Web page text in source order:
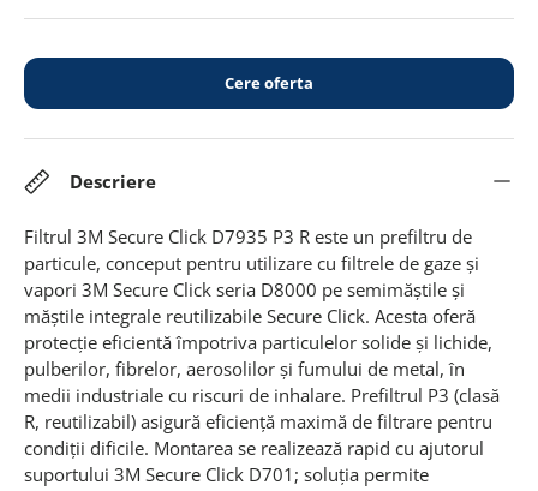
Cere oferta
Descriere
Filtrul 3M Secure Click D7935 P3 R este un prefiltru de
particule, conceput pentru utilizare cu filtrele de gaze și
vapori 3M Secure Click seria D8000 pe semimăștile și
măștile integrale reutilizabile Secure Click. Acesta oferă
protecție eficientă împotriva particulelor solide și lichide,
pulberilor, fibrelor, aerosolilor și fumului de metal, în
medii industriale cu riscuri de inhalare. Prefiltrul P3 (clasă
R, reutilizabil) asigură eficiență maximă de filtrare pentru
condiții dificile. Montarea se realizează rapid cu ajutorul
suportului 3M Secure Click D701; soluția permite